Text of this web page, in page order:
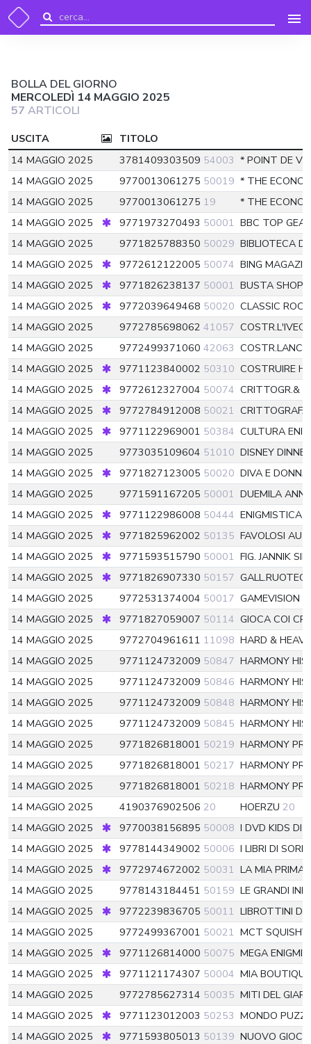
BOLLA DEL GIORNO
MERCOLEDÌ 14 MAGGIO 2025
57 ARTICOLI
USCITA
TITOLO
14 MAGGIO 2025
3781409303509 54003 * POINT DE
14 MAGGIO 2025
9770013061275 50019 * THE
14 MAGGIO 2025
9770013061275 19
* THE
14 MAGGIO 2025
9771973270493 50001 BBC TOP
14 MAGGIO 2025
9771825788350 50029 BIBLIOTECA
14 MAGGIO 2025
9772612122005 50074 BING
14 MAGGIO 2025
9771826238137 50001 BUSTA
14 MAGGIO 2025
9772039649468 50020 CLASSIC
14 MAGGIO 2025
9772785698062 41057
14 MAGGIO 2025
9772499371060 42063
14 MAGGIO 2025
9771123840002 50310 COSTRUIRE
14 MAGGIO 2025
9772612327004 50074 CRITTOGR.&
14 MAGGIO 2025
9772784912008 50021
14 MAGGIO 2025
9771122969001 50384 CULTURA
14 MAGGIO 2025
9773035109604 51010 DISNEY
14 MAGGIO 2025
9771827123005 50020 DIVA E DONNA
14 MAGGIO 2025
9771591167205 50001 DUEMILA
14 MAGGIO 2025
9771122986008 50444 ENIGMISTICA
14 MAGGIO 2025
9771825962002 50135 FAVOLOSI
14 MAGGIO 2025
9771593515790 50001 FIG. JANNIK
14 MAGGIO 2025
9771826907330 50157
14 MAGGIO 2025
9772531374004 50017 GAMEVISION
14 MAGGIO 2025
9771827059007 50114 GIOCA COI
14 MAGGIO 2025
9772704961611 11098 HARD &
14 MAGGIO 2025
9771124732009 50847 HARMONY
14 MAGGIO 2025
9771124732009 50846 HARMONY
14 MAGGIO 2025
9771124732009 50848 HARMONY
14 MAGGIO 2025
9771124732009 50845 HARMONY
14 MAGGIO 2025
9771826818001 50219 HARMONY
14 MAGGIO 2025
9771826818001 50217 HARMONY
14 MAGGIO 2025
9771826818001 50218 HARMONY
14 MAGGIO 2025
4190376902506 20 HOERZU 20
14 MAGGIO 2025
9770038156895 50008 I DVD KIDS DI
14 MAGGIO 2025
9778144349002 50006 I LIBRI DI
14 MAGGIO 2025
9772974672002 50031 LA MIA PRIMA
14 MAGGIO 2025
9778143184451 50159 LE GRANDI
14 MAGGIO 2025
9772239836705 50011 LIBROTTINI
14 MAGGIO 2025
9772499367001 50021 MCT SQUISHY
14 MAGGIO 2025
9771126814000 50075 MEGA
14 MAGGIO 2025
9771121174307 50004 MIA
14 MAGGIO 2025
9772785627314 50035 MITI DEL
14 MAGGIO 2025
9771123012003 50253 MONDO
14 MAGGIO 2025
9771593805013 50139 NUOVO